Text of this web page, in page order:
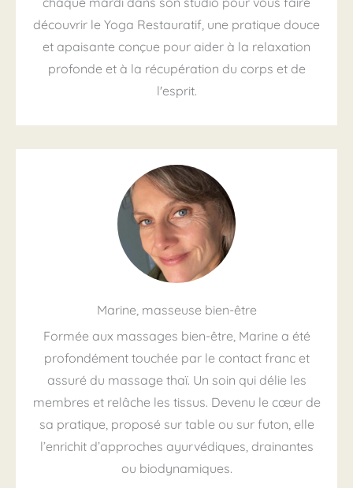
découvrir le Yoga Restauratif, une pratique douce
et apaisante conçue pour aider à la relaxation
profonde et à la récupération du corps et de
l'esprit.
Marine, masseuse bien-être
Formée aux massages bien-être, Marine a été
profondément touchée par le contact franc et
assuré du massage thaï. Un soin qui délie les
membres et relâche les tissus. Devenu le cœur de
sa pratique, proposé sur table ou sur futon, elle
l’enrichit d’approches ayurvédiques, drainantes
ou biodynamiques.